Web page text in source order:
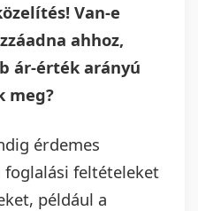
Van-e
ahhoz,
ár-érték arányú
meg?
érdemes
feltételeket
például a